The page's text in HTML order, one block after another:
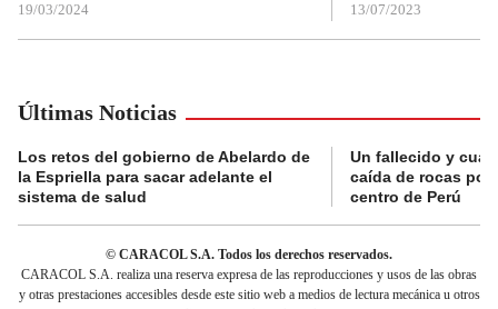
19/03/2024 13/07/2023
Últimas Noticias
Los retos del gobierno de Abelardo de
la Espriella para sacar adelante el
sistema de salud
Un fallecido y
caída de rocas por
centro de Perú
© CARACOL S.A. Todos los derechos reservados.
CARACOL S.A. realiza una reserva expresa de las reproducciones y usos de las obras
y otras prestaciones accesibles desde este sitio web a medios de lectura mecánica u otros